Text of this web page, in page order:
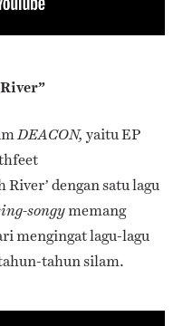
DEACON, yaitu EP
dengan satu lagu
songymemang
mengingat lagu-lagu
tahun silam.